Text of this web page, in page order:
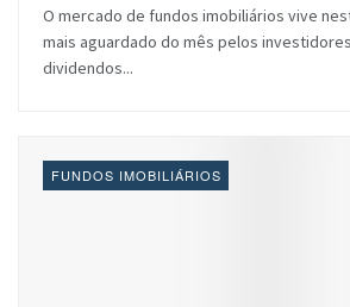
O mercado de fundos imobiliários vive
mais aguardado do mês pelos
dividendos...
FUNDOS IMOBILIÁRIOS